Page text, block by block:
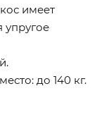
имеет
упругое
до 140 кг.